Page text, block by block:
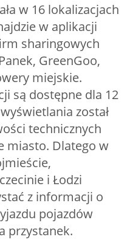
w 16 lokalizacjach
w aplikacji
sharingowych
GreenGoo,
miejskie.
są dostępne dla 12
został
technicznych
miasto. Dlatego w
i Łodzi
z informacji o
pojazdów
przystanek.